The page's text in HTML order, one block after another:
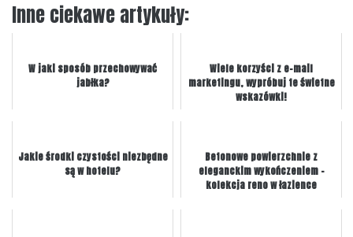
Inne ciekawe artykuły:
W jaki sposób przechowywać
jabłka?
Wiele korzyści z e-mail
marketingu, wypróbuj te świetne
wskazówki!
Jakie środki czystości niezbędne
są w hotelu?
Betonowe powierzchnie z
eleganckim wykończeniem –
kolekcja reno w łazience